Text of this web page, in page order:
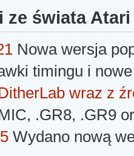
ze świata Atari
Nowa wersja
timingu i
wraz z
.GR8, .GR9
Wydano nową